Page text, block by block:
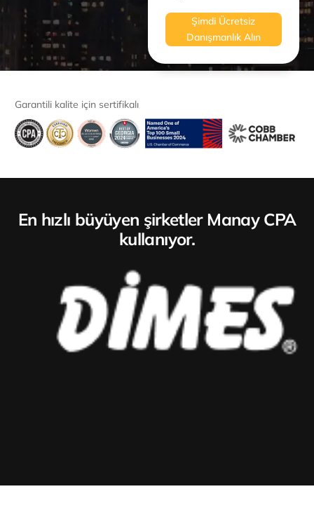
Şimdi Ücretsiz
Danışmanlık Alın
Garantili kalite için sertifikalı
En hızlı büyüyen şirketler Manay CPA
kullanıyor.